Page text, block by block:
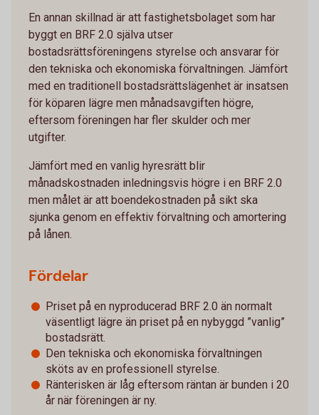
En annan skillnad är att fastighetsbolaget som har
byggt en BRF 2.0 själva utser
bostadsrättsföreningens styrelse och ansvarar för
den tekniska och ekonomiska förvaltningen. Jämfört
med en traditionell bostadsrättslägenhet är insatsen
för köparen lägre men månadsavgiften högre,
eftersom föreningen har fler skulder och mer
utgifter.
Jämfört med en vanlig hyresrätt blir
månadskostnaden inledningsvis högre i en BRF 2.0
men målet är att boendekostnaden på sikt ska
sjunka genom en effektiv förvaltning och amortering
på lånen.
Fördelar
Priset på en nyproducerad BRF 2.0 än normalt
väsentligt lägre än priset på en nybyggd ”vanlig”
bostadsrätt.
Den tekniska och ekonomiska förvaltningen
sköts av en professionell styrelse.
Ränterisken är låg eftersom räntan är bunden i 20
år när föreningen är ny.